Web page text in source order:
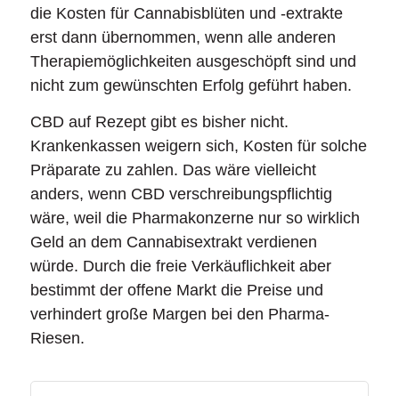
die Kosten für Cannabisblüten und -extrakte
erst dann übernommen, wenn alle anderen
Therapiemöglichkeiten ausgeschöpft sind und
nicht zum gewünschten Erfolg geführt haben.
CBD auf Rezept gibt es bisher nicht.
Krankenkassen weigern sich, Kosten für solche
Präparate zu zahlen. Das wäre vielleicht
anders, wenn CBD verschreibungspflichtig
wäre, weil die Pharmakonzerne nur so wirklich
Geld an dem Cannabisextrakt verdienen
würde. Durch die freie Verkäuflichkeit aber
bestimmt der offene Markt die Preise und
verhindert große Margen bei den Pharma-
Riesen.